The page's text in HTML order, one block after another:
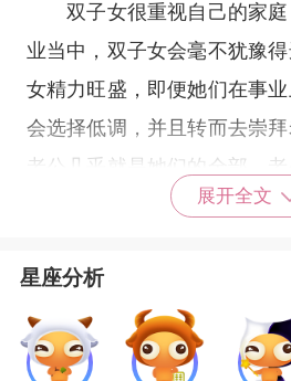
双子女很重视自己的家庭
业当中，双子女会毫不犹豫
女精力旺盛，即便她们在事
会选择低调，并且转而去崇
老公几乎就是她们的全部，
可以感到十分自豪，让男人很
水瓶女
水瓶座
的女生非常的聪
法主见，一旦确定了心目中
展开全文
星座分析